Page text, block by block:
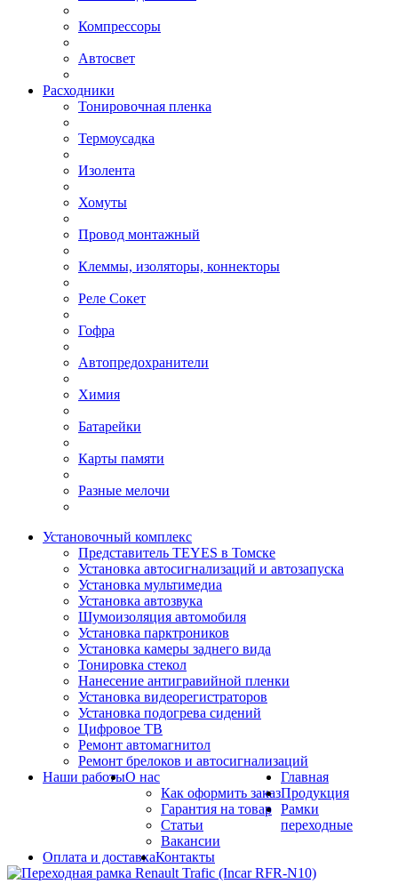
Компрессоры
Автосвет
Расходники
Тонировочная пленка
Термоусадка
Изолента
Хомуты
Провод монтажный
Клеммы, изоляторы, коннекторы
Реле Сокет
Гофра
Автопредохранители
Химия
Батарейки
Карты памяти
Разные мелочи
Установочный комплекс
Представитель TEYES в Томске
Установка автосигнализаций и автозапуска
Установка мультимедиа
Установка автозвука
Шумоизоляция автомобиля
Установка парктроников
Установка камеры заднего вида
Тонировка стекол
Нанесение антигравийной пленки
Установка видеорегистраторов
Установка подогрева сидений
Цифровое ТВ
Ремонт автомагнитол
Ремонт брелоков и автосигнализаций
Наши работыО нас
Как оформить заказ
Гарантия на товар
Статьи
Вакансии
Оплата и доставкаКонтакты
Главная
Продукция
Рамки
переходные